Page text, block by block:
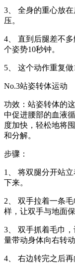
3、 全身的重心放
压。
4、 直到后腿差不
个姿势10秒钟。
5、 这个动作重复做
No.3站姿转体运动
功效：站姿转体的
中促进腰部的血液
度加快，轻松地将
和分解。
步骤：
1、 将双腿分开站
下来。
2、 双手拉着一条
样，让双手与地面保
3、 双手抓着毛巾
量带动身体向右转动
4、 右边转完之后